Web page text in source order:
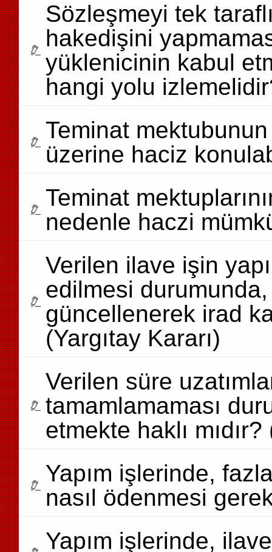
Sözleşmeyi tek
hakedişini
yüklenicinin kabul
hangi yolu
Teminat
üzerine haciz
Teminat
nedenle haczi
Verilen ilave işin
edilmesi
güncellenerek irad
(Yargıtay Kararı)
Verilen süre
tamamlamaması
etmekte haklı
Yapım işlerinde,
nasıl ödenmesi
Yapım işlerinde,